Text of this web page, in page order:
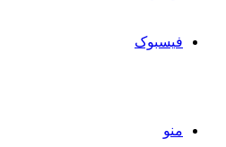
فیسبوک
منو